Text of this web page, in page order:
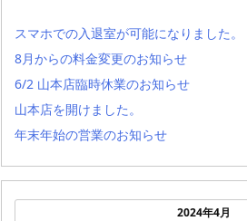
スマホでの入退室が可能になりました。
8月からの料金変更のお知らせ
6/2 山本店臨時休業のお知らせ
山本店を開けました。
年末年始の営業のお知らせ
2024年4月